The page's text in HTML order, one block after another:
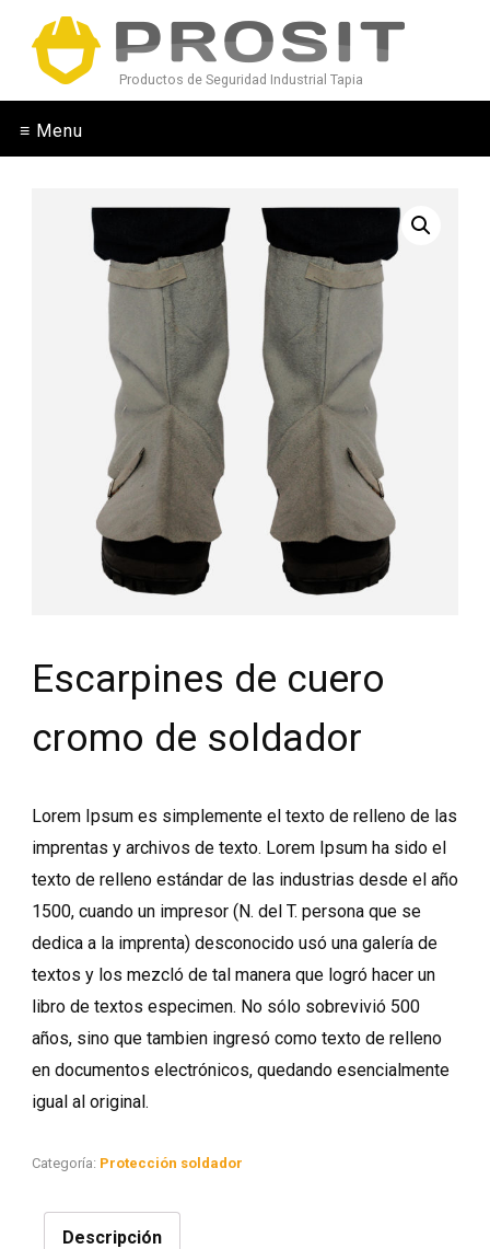
Productos de Seguridad Industrial Tapia
≡ Menu
Escarpines de cuero
cromo de soldador
Lorem Ipsum es simplemente el texto de relleno de las
imprentas y archivos de texto. Lorem Ipsum ha sido el
texto de relleno estándar de las industrias desde el año
1500, cuando un impresor (N. del T. persona que se
dedica a la imprenta) desconocido usó una galería de
textos y los mezcló de tal manera que logró hacer un
libro de textos especimen. No sólo sobrevivió 500
años, sino que tambien ingresó como texto de relleno
en documentos electrónicos, quedando esencialmente
igual al original.
Categoría: Protección soldador
Descripción